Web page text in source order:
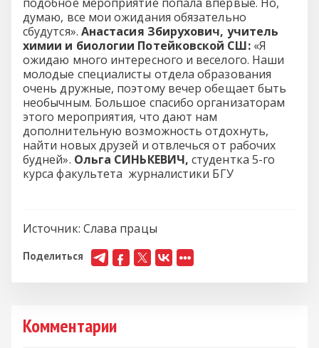
думаю, все мои ожидания обязательно
сбудутся». Анастасия Збирухович, учитель
химии и биологии Потейковской СШ:«Я
ожидаю много интересного и веселого. Наши
молодые специалисты отдела образования
очень дружные, поэтому вечер обещает быть
необычным. Большое спасибо организаторам
этого мероприятия, что дают нам
дополнительную возможность отдохнуть,
найти новых друзей и отвлечься от рабочих
будней». Ольга СИНЬКЕВИЧ, студентка 5-го
курса факультета журналистики БГУ
Источник: Слава працы
Поделиться
Комментарии